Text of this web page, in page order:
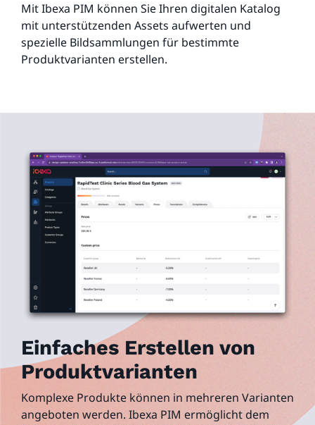
Mit Ibexa PIM können Sie Ihren digitalen Katalog
mit unterstützenden Assets aufwerten und
spezielle Bildsammlungen für bestimmte
Produktvarianten erstellen.
Einfaches Erstellen von
Produktvarianten
Komplexe Produkte können in mehreren Varianten
angeboten werden. Ibexa PIM ermöglicht dem